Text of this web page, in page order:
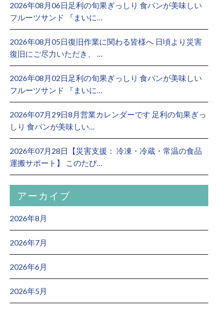
2026年08月06日足利の旬果ぎっしり 食パンが美味しい
フルーツサンド 『まいに…
2026年08月05日復旧作業に関わる皆様へ 日頃より災害
復旧にご尽力いただき、 …
2026年08月02日足利の旬果ぎっしり 食パンが美味しい
フルーツサンド 『まいに…
2026年07月29日8月営業カレンダーです 足利の旬果ぎっ
しり 食パンが美味しい…
2026年07月28日【災害支援： 冷凍・冷蔵・常温の食品
運搬サポート】 このたび…
アーカイブ
2026年8月
2026年7月
2026年6月
2026年5月